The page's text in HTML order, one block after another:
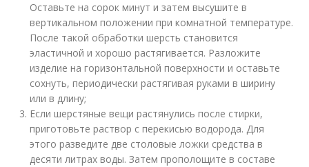
Оставьте на сорок минут и затем высушите в
вертикальном положении при комнатной температуре.
После такой обработки шерсть становится
эластичной и хорошо растягивается. Разложите
изделие на горизонтальной поверхности и оставьте
сохнуть, периодически растягивая руками в ширину
или в длину;
Если шерстяные вещи растянулись после стирки,
приготовьте раствор с перекисью водорода. Для
этого разведите две столовые ложки средства в
десяти литрах воды. Затем прополощите в составе